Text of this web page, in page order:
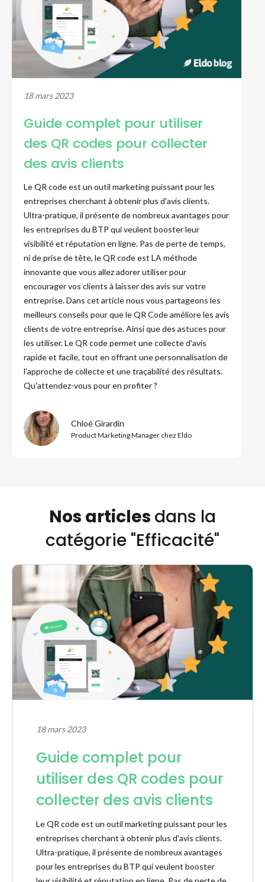
18 mars 2023
Guide complet pour utiliser
des QR codes pour collecter
des avis clients
Le QR code est un outil marketing puissant pour les
entreprises cherchant à obtenir plus d'avis clients.
Ultra-pratique, il présente de nombreux avantages pour
les entreprises du BTP qui veulent booster leur
visibilité et réputation en ligne. Pas de perte de temps,
ni de prise de tête, le QR code est LA méthode
innovante que vous allez adorer utiliser pour
encourager vos clients à laisser des avis sur votre
entreprise. Dans cet article nous vous partageons les
meilleurs conseils pour que le QR Code améliore les avis
clients de votre entreprise. Ainsi que des astuces pour
les utiliser. Le QR code permet une collecte d'avis
rapide et facile, tout en offrant une personnalisation de
l'approche de collecte et une traçabilité des résultats.
Qu'attendez-vous pour en profiter ?
Chloé Girardin
Product Marketing Manager chez Eldo
Nos articles dans la
catégorie "Efficacité"
18 mars 2023
Guide complet pour
utiliser des QR codes pour
collecter des avis clients
Le QR code est un outil marketing puissant pour les
entreprises cherchant à obtenir plus d'avis clients.
Ultra-pratique, il présente de nombreux avantages
pour les entreprises du BTP qui veulent booster